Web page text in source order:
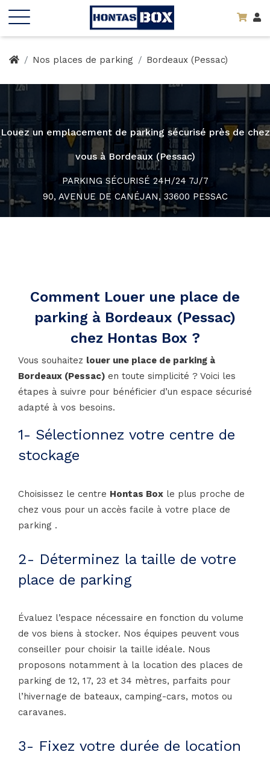
Nos places de parking Bordeaux (Pessac)
Louez un emplacement de parking sécurisé près de chez
vous à Bordeaux (Pessac)
PARKING SÉCURISÉ 24H/24 7J/7
90, AVENUE DE CANÉJAN, 33600 PESSAC
Comment Louer une place de
parking à Bordeaux (Pessac)
chez Hontas Box ?
Vous souhaitez louer une place de parking à
Bordeaux (Pessac) en toute simplicité ? Voici les
étapes à suivre pour bénéficier d’un espace sécurisé
adapté à vos besoins.
1- Sélectionnez votre centre de
stockage
Choisissez le centre Hontas Box le plus proche de
chez vous pour un accès facile à votre place de
parking .
2- Déterminez la taille de votre
place de parking
Évaluez l’espace nécessaire en fonction du volume
de vos biens à stocker. Nos équipes peuvent vous
conseiller pour choisir la taille idéale. Nous
proposons notamment à la location des places de
parking de 12, 17, 23 et 34 mètres, parfaits pour
l’hivernage de bateaux, camping-cars, motos ou
caravanes.
3- Fixez votre durée de location